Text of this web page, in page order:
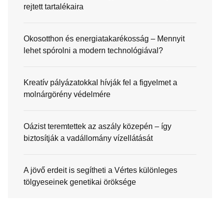
rejtett tartalékaira
Okosotthon és energiatakarékosság – Mennyit
lehet spórolni a modern technológiával?
Kreatív pályázatokkal hívják fel a figyelmet a
molnárgörény védelmére
Oázist teremtettek az aszály közepén – így
biztosítják a vadállomány vízellátását
A jövő erdeit is segítheti a Vértes különleges
tölgyeseinek genetikai öröksége